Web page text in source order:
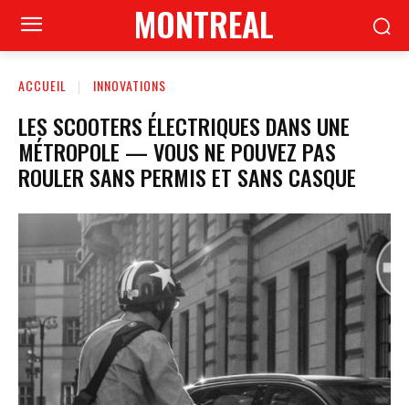
MONTREAL
ACCUEIL INNOVATIONS
LES SCOOTERS ÉLECTRIQUES DANS UNE
MÉTROPOLE — VOUS NE POUVEZ PAS
ROULER SANS PERMIS ET SANS CASQUE